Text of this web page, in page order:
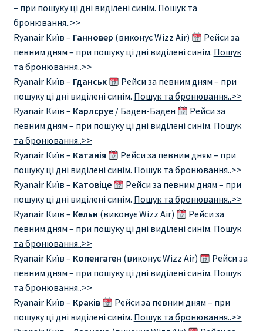
ДЕШЕВЫЕ АВИАБИЛЕТЫ В БУХАРЕСТ
ДЕШЕВЫЕ АВИАБИЛЕТЫ В ВАРШАВУ
ДЕШЕВЫЕ АВИАБИЛЕТЫ В ВЕНУ
ДЕШЕВЫЕ АВИАБИЛЕТЫ В ЛОНДОН
ДЕШЕВЫЕ АВИАБИЛЕТЫ В МИЛАН
ДЕШЕВЫЕ АВИАБИЛЕТЫ В ПАРИЖ
ДЕШЕВЫЕ АВИАБИЛЕТЫ НА КИПР
ИНФОРМАЦИЯ ДЛЯ ПАССАЖИРОВ
ВЫБОР И БРОНИРОВАНИЯ МЕСТ В RYANAIR
ЗАДЕРЖКА, ОТМЕНА, ПЕРЕНОС РЕЙСОВ RYANAIR
ИЗМЕНЕНИЕ БРОНИРОВАНИЯ
– при пошуку ці дні виділені синім. Пошук та
бронювання..>>
Ryanair Київ – Ганновер (виконує Wizz Air)
Рейси за
певним дням – при пошуку ці дні виділені синім. Пошук
та бронювання..>>
Ryanair Київ – Гданськ
Рейси за певним дням – при
пошуку ці дні виділені синім. Пошук та бронювання..>>
Ryanair Київ – Карлсруе/ Баден-Баден
Рейси за
певним дням – при пошуку ці дні виділені синім. Пошук
та бронювання..>>
Ryanair Київ – Катанія
Рейси за певним дням – при
пошуку ці дні виділені синім. Пошук та бронювання..>>
Ryanair Київ – Катовіце
Рейси за певним дням – при
пошуку ці дні виділені синім. Пошук та бронювання..>>
Ryanair Київ – Кельн (виконує Wizz Air)
Рейси за
певним дням – при пошуку ці дні виділені синім. Пошук
та бронювання..>>
Ryanair Київ – Копенгаген (виконує Wizz Air)
Рейси за
певним дням – при пошуку ці дні виділені синім. Пошук
та бронювання..>>
Ryanair Київ – Краків
Рейси за певним дням – при
пошуку ці дні виділені синім. Пошук та бронювання..>>